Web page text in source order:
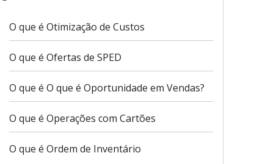
O que é Otimização de Custos
O que é Ofertas de SPED
O que é O que é Oportunidade em Vendas?
O que é Operações com Cartões
O que é Ordem de Inventário